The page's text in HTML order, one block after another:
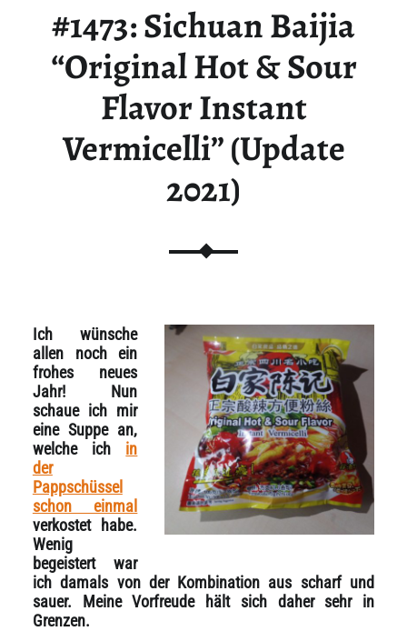
#1473: Sichuan Baijia
“Original Hot & Sour
Flavor Instant
Vermicelli” (Update
2021)
Ich wünsche
allen noch ein
frohes neues
Jahr! Nun
schaue ich mir
eine Suppe an,
welche ich in
der
Pappschüssel
schon einmal
verkostet habe.
Wenig
begeistert war
ich damals von der Kombination aus scharf und
sauer. Meine Vorfreude hält sich daher sehr in
Grenzen.